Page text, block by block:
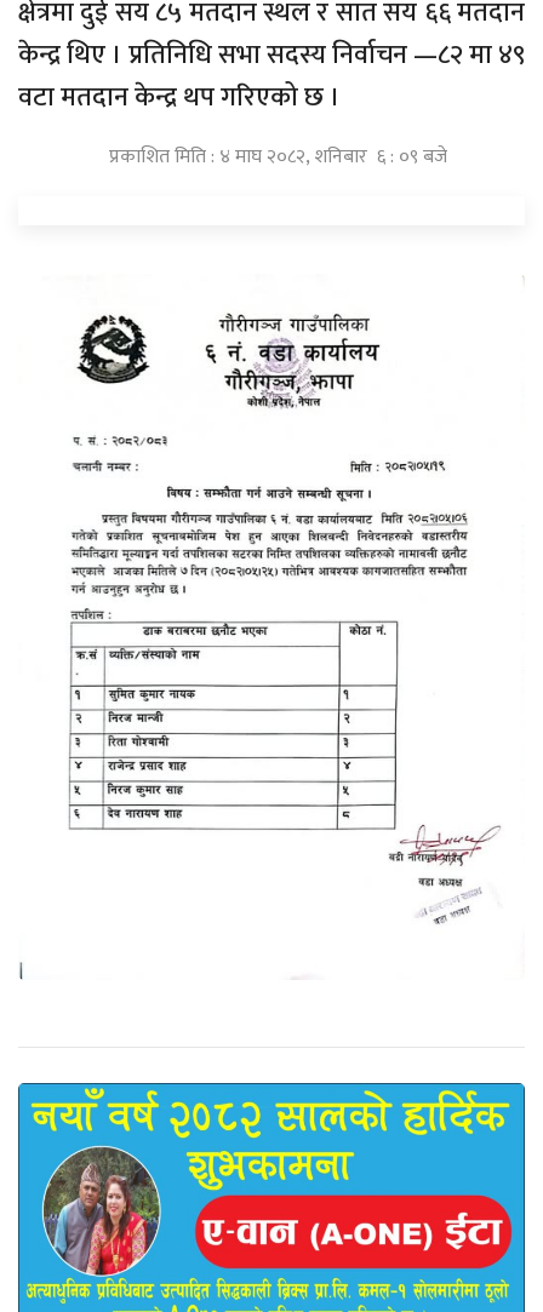
क्षेत्रमा दुई सय ८५ मतदान स्थल र सात सय ६६ मतदान
केन्द्र थिए । प्रतिनिधि सभा सदस्य निर्वाचन —८२ मा ४९
वटा मतदान केन्द्र थप गरिएको छ ।
प्रकाशित मिति : ४ माघ २०८२, शनिबार ६ : ०९ बजे